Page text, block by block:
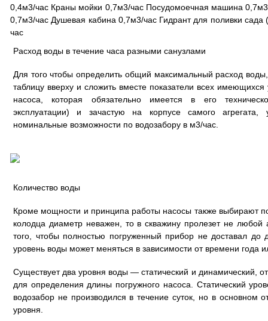
0,4м3/час Краны мойки 0,7м3/час Посудомоечная машина
0,7м3/час Душевая кабина 0,7м3/час Гидрант для поливки
час
Расход воды в течение часа разными санузлами
Для того чтобы определить общий максимальный расход
таблицу вверху и сложить вместе показатели всех
насоса, которая обязательно имеется в его
эксплуатации) и зачастую на корпусе самого
номинальные возможности по водозабору в м3/час.
Количество воды
Кроме мощности и принципа работы насосы также выбирают
колодца диаметр неважен, то в скважину пролезет не любой
того, чтобы полностью погруженный прибор не доставал
уровень воды может меняться в зависимости от времени года
Существует два уровня воды — статический и динамический, от
для определения длины погружного насоса. Статический
водозабор не производился в течение суток, но в основном
уровня.